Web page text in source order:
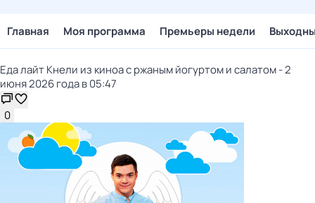
Главная Моя программа Премьеры недели
Еда лайт Кнели из киноа с ржаным йогуртом и салатом - 2
июня 2026 года в 05:47
0